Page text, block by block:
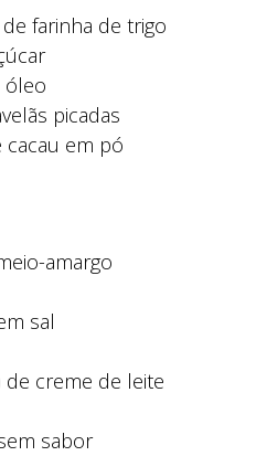
farinha de trigo
óleo
picadas
em pó
amargo
sal
creme de leite
sabor